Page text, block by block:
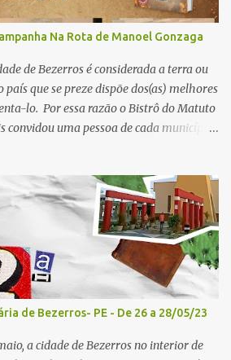
Tema: A poesia que Encanta e Conta
Sales Convidados: Ediana Torres e
para se increver 4º painel- 02/05/25 -
- Mediador: Pedro...
Na Rota de Manoel Gonzaga
de Bezerros é considerada a terra ou
país que se preze dispõe dos(as) melhores
lo. Por essa razão o Bistrô do Matuto
convidou uma pessoa de cada município
e também nas salas de leitura e
pessoas serão EMBAIXADORES e
nos seus respectivos municípios.
municípios que faz parte da campanha
, você pode entrar em contato
sugerir que um dos livros seja doado
Conheça nossos embaixadores e
Gérson de Andrade Olinda: Jaboatão
Flávio Torres Vitória de Santo Antão:
de Bezerros- PE - De 26 a 28/05/23
a cidade de Bezerros no interior de